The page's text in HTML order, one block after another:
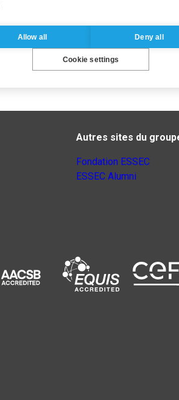
Autres sites du
Fondation ESSEC
ESSEC Alumni
Allow all Deny all
Cookie settings